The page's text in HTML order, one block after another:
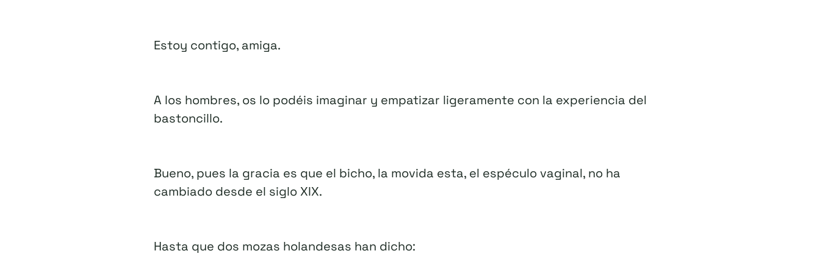
Estoy contigo, amiga.
A los hombres, os lo podéis imaginar y empatizar ligeramente con la experiencia del
bastoncillo.
Bueno, pues la gracia es que el bicho, la movida esta, el espéculo vaginal, no ha
cambiado desde el siglo XIX.
Hasta que dos mozas holandesas han dicho: